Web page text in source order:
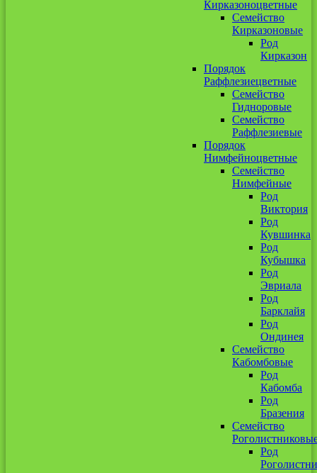
Кирказоноцветные
Семейство
Кирказоновые
Род
Кирказон
Порядок
Раффлезиецветные
Семейство
Гидноровые
Семейство
Раффлезиевые
Порядок
Нимфейноцветные
Семейство
Нимфейные
Род
Виктория
Род
Кувшинка
Род
Кубышка
Род
Эвриала
Род
Барклайя
Род
Ондинея
Семейство
Кабомбовые
Род
Кабомба
Род
Бразения
Семейство
Род